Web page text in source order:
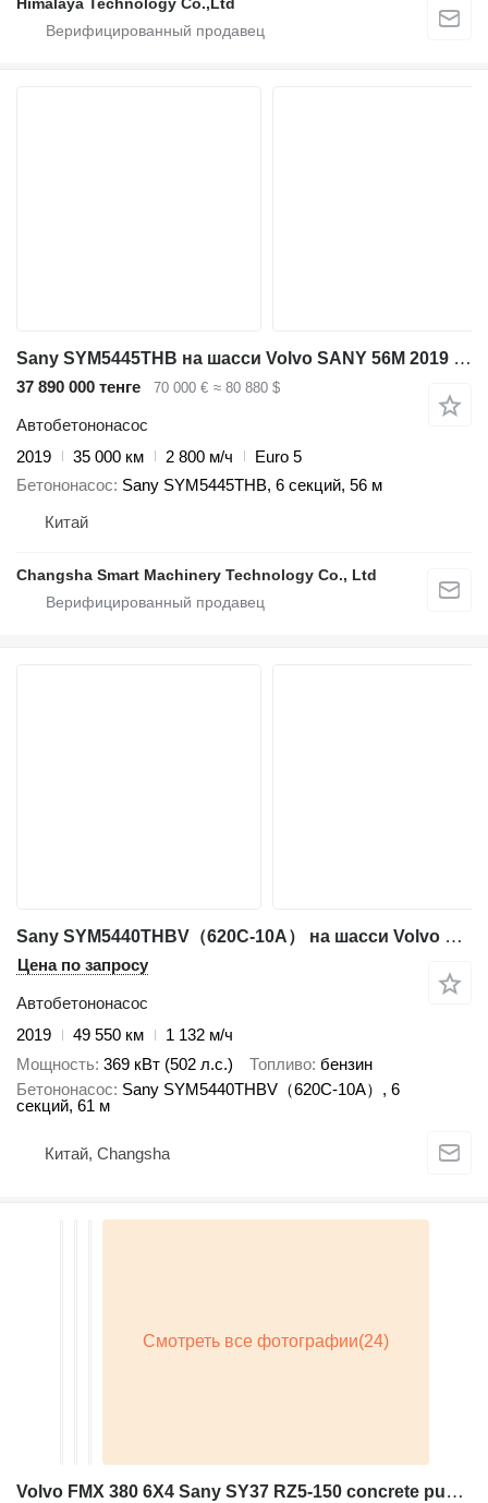
Sany SYM5445THB на шасси Volvo SANY 56M 2019 EURO 5 HIGH QUALITY
37 890 000 тенге 70 000 € ≈ 80 880 $
Автобетононасос
2019
35 000 км 2 800 м/ч
Euro 5
Бетононасос Sany SYM5445THB, 6 секций, 56 м
Китай
Changsha Smart Machinery Technology Co., Ltd
Sany SYM5440THBV（620C-10A） на шасси Volvo SANY SYM5535THB 620C‑8 62M ON VOLVO
Цена по запросу
Автобетононасос
2019
49 550 км
1 132 м/ч
Мощность 369 кВт (502 л.с.) Топливо бензин
Бетононасос Sany SYM5440THBV（620C-10A）, 6
секций, 61 м
Китай, Changsha
Volvo FMX 380 6X4 Sany SY37 RZ5-150 concrete pump steel suspension Aut